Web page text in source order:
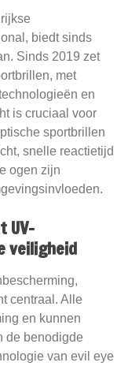
biedt sinds
Sinds 2019 zet
met
en
is cruciaal voor
sportbrillen
snelle reactietijd
ogen zijn
UV-
veiligheid
centraal. Alle
en kunnen
de benodigde
van evil eye